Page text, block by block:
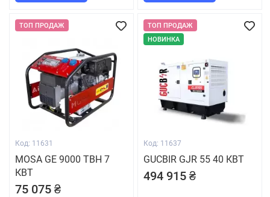
ТОП ПРОДАЖ
Код: 11631
MOSA GE 9000 TBH 7
КВТ
75 075 ₴
ТОП ПРОДАЖ
НОВИНКА
Код: 11637
GUCBIR GJR 55 40 КВТ
494 915 ₴